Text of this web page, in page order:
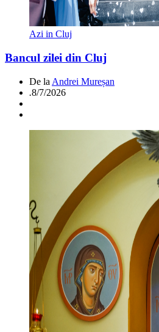
Azi in Cluj
Bancul zilei din Cluj
De la Andrei Mureșan
.8/7/2026